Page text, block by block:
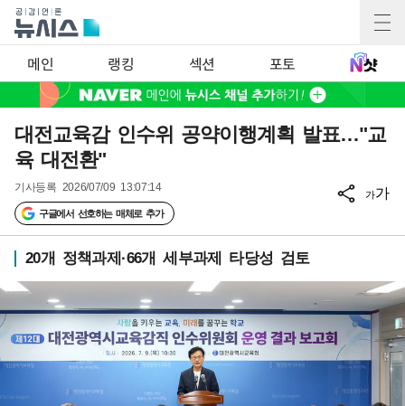
메인 랭킹 섹션 포토
대전교육감 인수위 공약이행계획 발표…"교
육 대전환"
기사등록 2026/07/09 13:07:14
구글에서 선호하는 매체로 추가
가가
20개 정책과제·66개 세부과제 타당성 검토